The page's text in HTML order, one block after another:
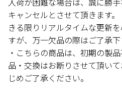
キャンセルとさせて頂きます
きる限りリアルタイムな更新
すが、万一欠品の際はご了承下
・こちらの商品は、初期の製
品・交換はお断りさせて頂い
じめご了承ください。